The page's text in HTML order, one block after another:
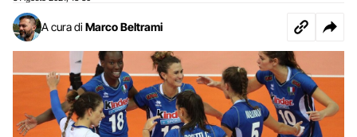
A cura di Marco Beltrami